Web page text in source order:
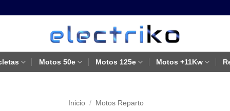
Motos 50e Motos 125e Motos +11Kw
Inicio / Motos Reparto